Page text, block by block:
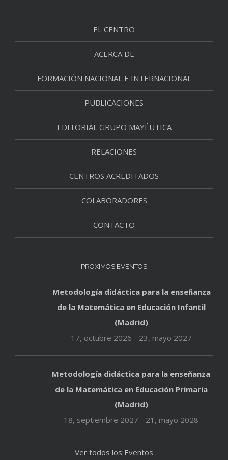
EL CENTRO
ACERCA DE
FORMACIÓN NACIONAL E INTERNACIONAL
PUBLICACIONES
EDITORIAL GRUPO MAYÉUTICA
RELACIONES
CENTROS ACREDITADOS
COLABORADORES
CONTACTO
PRÓXIMOS EVENTOS
Metodología didáctica para la enseñanza
de la Matemática en Educación Infantil
(Madrid)
17, octubre 2026 - 23, mayo 2027
Metodología didáctica para la enseñanza
de la Matemática en Educación Primaria
(Madrid)
18, septiembre 2027 - 21, mayo 2028
Ver todos los Eventos